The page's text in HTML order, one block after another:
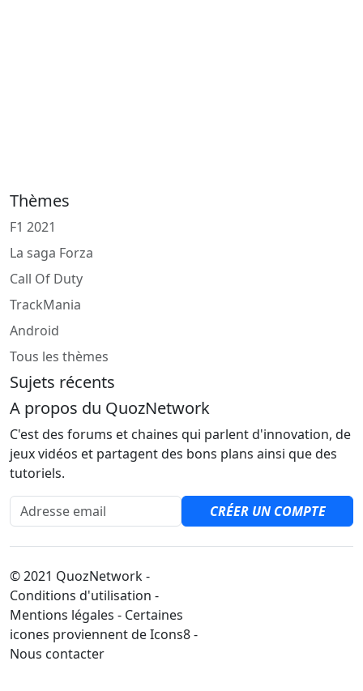
Thèmes
F1 2021
La saga Forza
Call Of Duty
TrackMania
Android
Tous les thèmes
Sujets récents
A propos du QuozNetwork
C'est des forums et chaines qui parlent d'innovation, de
jeux vidéos et partagent des bons plans ainsi que des
tutoriels.
Adresse email
CRÉER UN COMPTE
© 2021 QuozNetwork -
Conditions d'utilisation -
Mentions légales - Certaines
icones proviennent de Icons8 -
Nous contacter